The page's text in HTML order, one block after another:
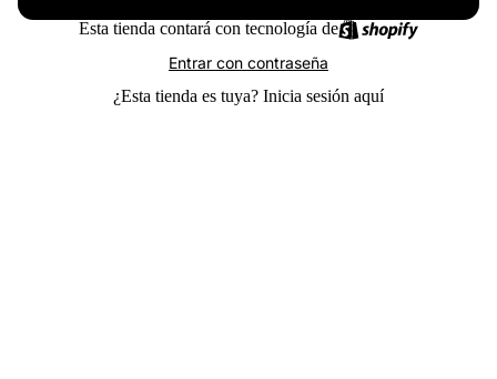
Esta tienda contará con tecnología de
Entrar con contraseña
¿Esta tienda es tuya? Inicia sesión aquí